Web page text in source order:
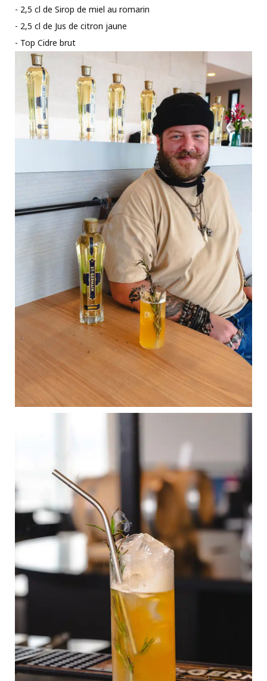
- 2,5 cl de Sirop de miel au romarin
- 2,5 cl de Jus de citron jaune
- Top Cidre brut